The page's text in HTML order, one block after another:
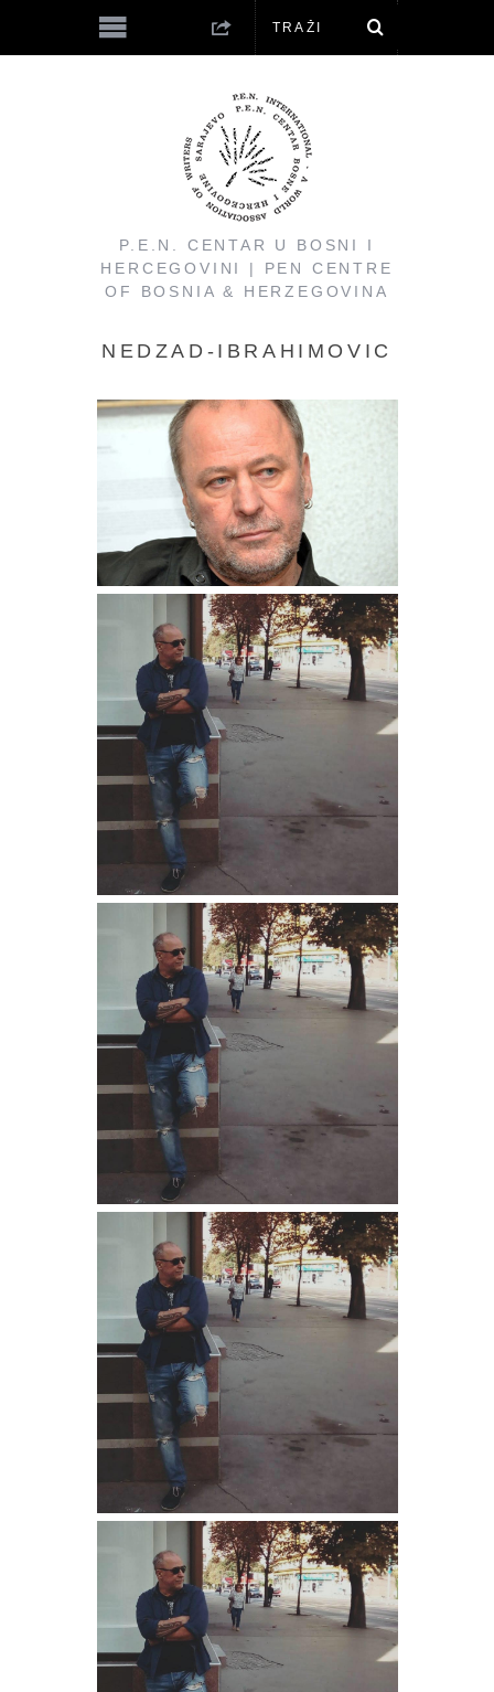
P.E.N. CENTAR U BOSNI I
HERCEGOVINI | PEN CENTRE
OF BOSNIA & HERZEGOVINA
NEDZAD-IBRAHIMOVIC